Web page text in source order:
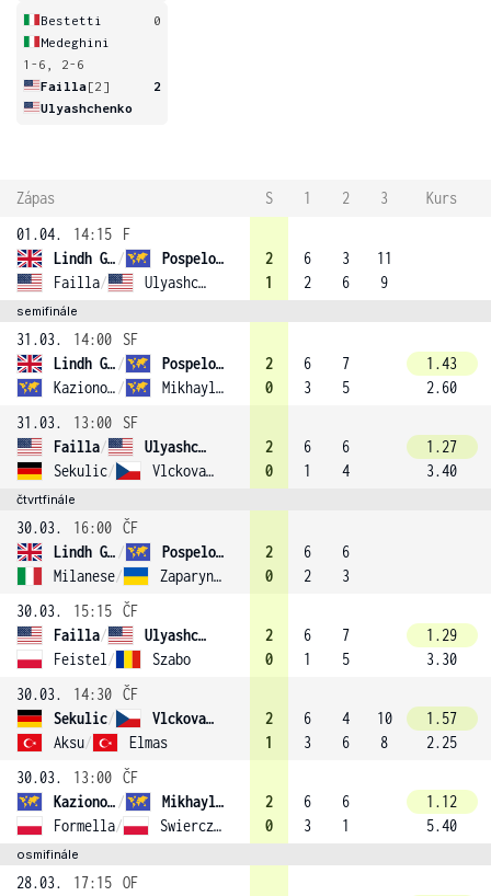
Bestetti
0
Medeghini
1-6, 2-6
Failla[2]
2
Ulyashchenko
Zápas S 1 2 3
Kurs
01.04.
14:15
F
Lindh Gallagher /
Pospelova (1)
Failla/ Ulyashchenko (2)
2
1
6
2
3
6
11
9
semifinále
31.03. 14:00
SF
Lindh Gallagher /
Pospelova (1)
Kazionova / Mikhaylova (3)
2
0
6
3
7
5
1.43
2.60
31.03.
13:00
SF
Failla/
Ulyashchenko (2)
Sekulic/ Vlckova (4)
2
0
6
1
6
4
1.27
3.40
čtvrtfinále
30.03. 16:00 ČF
Lindh Gallagher /
Pospelova (1)
Milanese/ Zaparyniuk
2
0
6
2
6
3
30.03.
15:15 ČF
Failla/
Ulyashchenko (2)
Feistel / Szabo
2
0
6
1
7
5
1.29
3.30
30.03.
14:30 ČF
Sekulic/
Vlckova (4)
Aksu/ Elmas
2
1
6
3
4
6
10
8
1.57
2.25
30.03.
13:00 ČF
Kazionova /
Mikhaylova (3)
Formella/ Swierczynska
2
0
6
3
6
1
1.12
5.40
osmifinále
28.03. 17:15 OF